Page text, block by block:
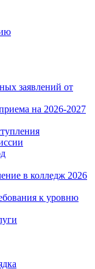
заявлений от
на 2026-2027
в колледж 2026
к уровню